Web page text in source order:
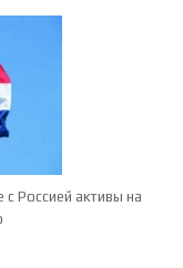
Россией активы на